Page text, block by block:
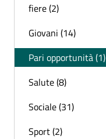
fiere (2)
Giovani (14)
Pari opportunità (1)
Salute (8)
Sociale (31)
Sport (2)